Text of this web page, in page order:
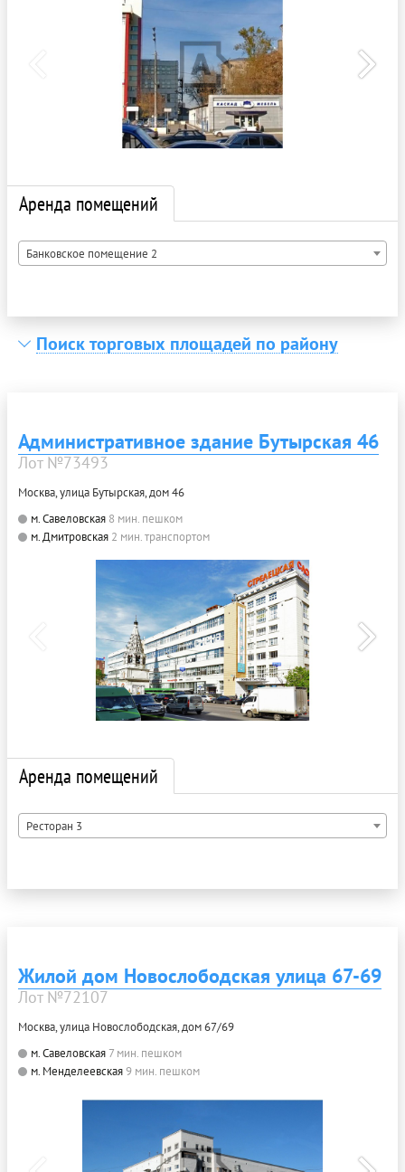
Аренда помещений
Банковское помещение 2
Поиск торговых площадей по району
Административное здание Бутырская 46
Лот №73493
Москва, улица Бутырская, дом 46
м. Савеловская 8 мин. пешком
м. Дмитровская 2 мин. транспортом
Аренда помещений
Ресторан 3
Жилой дом Новослободская улица 67-69
Лот №72107
Москва, улица Новослободская, дом 67/69
м. Савеловская 7 мин. пешком
м. Менделеевская9 мин. пешком